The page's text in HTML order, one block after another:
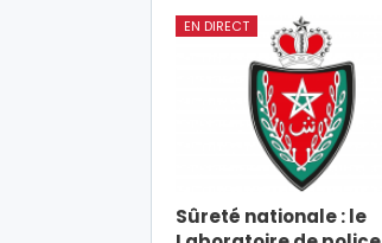
EN DIRECT
Sûreté nationale : le